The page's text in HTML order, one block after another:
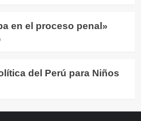
en el proceso penal»
del Perú para Niños